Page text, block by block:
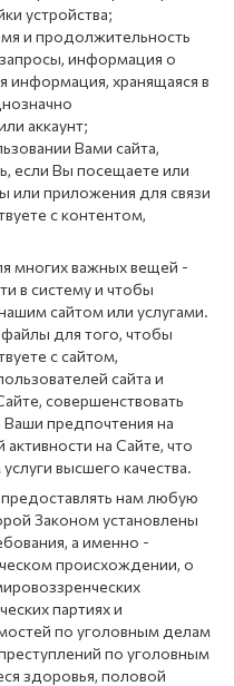
устройства;
и продолжительность
информация о
информация, хранящаяся в
аккаунт;
Вами сайта,
если Вы посещаете или
или приложения для связи
с контентом,
многих важных вещей -
в систему и чтобы
сайтом или услугами.
для того, чтобы
с сайтом,
сайта и
совершенствовать
Ваши предпочтения на
на Сайте, что
высшего качества.
нам любую
Законом установлены
а именно -
происхождении, о
партиях и
по уголовным делам
по уголовным
здоровья, половой